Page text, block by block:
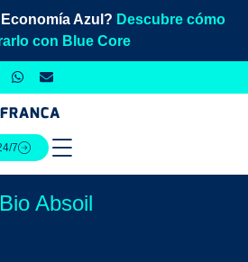
Azul? Descubre cómo
con Blue Core
7
Bio Absoil